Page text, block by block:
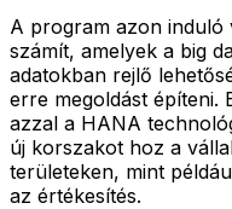
A program azon induló
számít, amelyek a big
adatokban rejlő
erre megoldást építeni.
azzal a HANA
új korszakot hoz a
területeken, mint
az értékesítés.